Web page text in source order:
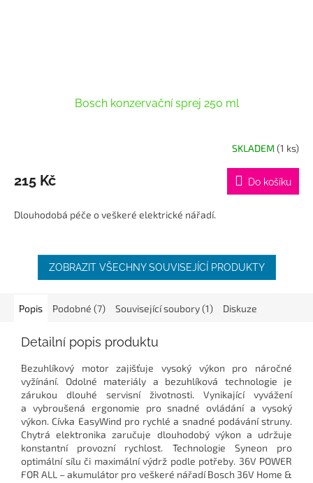
Bosch konzervační sprej 250 ml
SKLADEM(1 ks)
215 Kč Do košíku
Dlouhodobá péče o veškeré elektrické nářadí.
ZOBRAZIT VŠECHNY SOUVISEJÍCÍ PRODUKTY
Popis Podobné (7) Související soubory (1) Diskuze
Detailní popis produktu
Bezuhlíkový motor zajišťuje vysoký výkon pro náročné
vyžínání. Odolné materiály a bezuhlíková technologie je
zárukou dlouhé servisní životnosti. Vynikající vyvážení
a vybroušená ergonomie pro snadné ovládání a vysoký
výkon. Cívka EasyWind pro rychlé a snadné podávání struny.
Chytrá elektronika zaručuje dlouhodobý výkon a udržuje
konstantní provozní rychlost. Technologie Syneon pro
optimální sílu či maximální výdrž podle potřeby. 36V POWER
FOR ALL – akumulátor pro veškeré nářadí Bosch 36V Home &